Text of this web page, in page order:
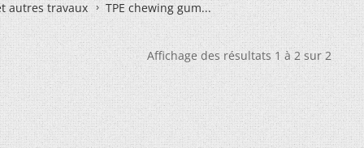
autres travaux TPE chewing gum...
Affichage des résultats 1 à 2 sur 2